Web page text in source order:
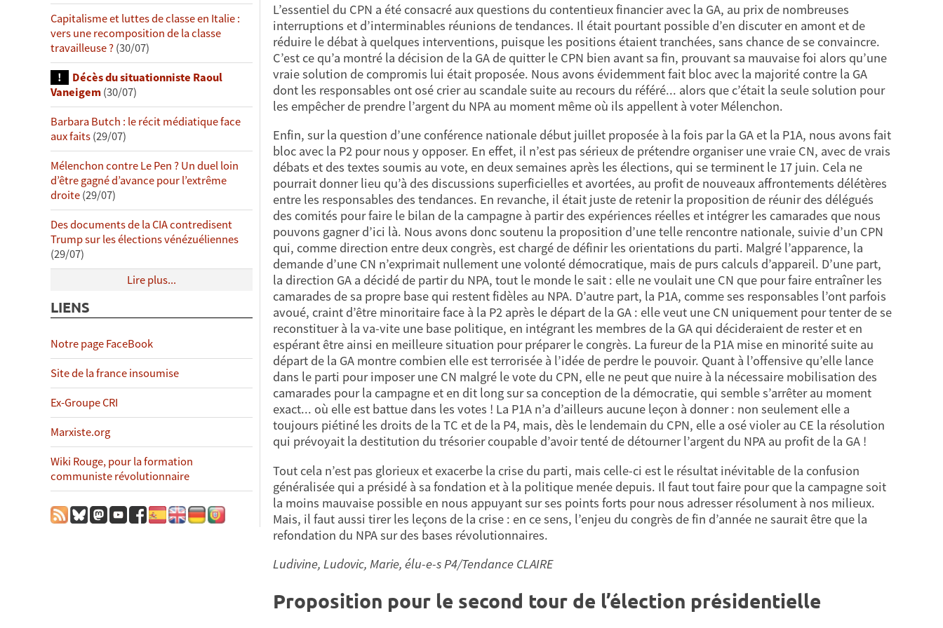
Capitalisme et luttes de classe en Italie :
vers une recomposition de la classe
travailleuse ?(30/07)
Décès du situationniste Raoul
Vaneigem(30/07)
Barbara Butch : le récit médiatique face
aux faits(29/07)
Mélenchon contre Le Pen ? Un duel loin
d’être gagné d’avance pour l’extrême
droite(29/07)
Des documents de la CIA contredisent
Trump sur les élections vénézuéliennes
(29/07)
Lire plus...
LIENS
Notre page FaceBook
Site de la france insoumise
Ex-Groupe CRI
Marxiste.org
Wiki Rouge, pour la formation
communiste révolutionnaire
L’essentiel du CPN a été consacré aux questions du contentieux financier avec la GA, au prix de nombreuses
interruptions et d’interminables réunions de tendances. Il était pourtant possible d’en discuter en amont et de
réduire le débat à quelques interventions, puisque les positions étaient tranchées, sans chance de se convaincre.
C’est ce qu’a montré la décision de la GA de quitter le CPN bien avant sa fin, prouvant sa mauvaise foi alors qu’une
vraie solution de compromis lui était proposée. Nous avons évidemment fait bloc avec la majorité contre la GA
dont les responsables ont osé crier au scandale suite au recours du référé... alors que c’était la seule solution pour
les empêcher de prendre l’argent du NPA au moment même où ils appellent à voter Mélenchon.
Enfin, sur la question d’une conférence nationale début juillet proposée à la fois par la GA et la P1A, nous avons fait
bloc avec la P2 pour nous y opposer. En effet, il n’est pas sérieux de prétendre organiser une vraie CN, avec de vrais
débats et des textes soumis au vote, en deux semaines après les élections, qui se terminent le 17 juin. Cela ne
pourrait donner lieu qu’à des discussions superficielles et avortées, au profit de nouveaux affrontements délétères
entre les responsables des tendances. En revanche, il était juste de retenir la proposition de réunir des délégués
des comités pour faire le bilan de la campagne à partir des expériences réelles et intégrer les camarades que nous
pouvons gagner d’ici là. Nous avons donc soutenu la proposition d’une telle rencontre nationale, suivie d’un CPN
qui, comme direction entre deux congrès, est chargé de définir les orientations du parti. Malgré l’apparence, la
demande d’une CN n’exprimait nullement une volonté démocratique, mais de purs calculs d’appareil. D’une part,
la direction GA a décidé de partir du NPA, tout le monde le sait : elle ne voulait une CN que pour faire entraîner les
camarades de sa propre base qui restent fidèles au NPA. D’autre part, la P1A, comme ses responsables l’ont parfois
avoué, craint d’être minoritaire face à la P2 après le départ de la GA : elle veut une CN uniquement pour tenter de se
reconstituer à la va-vite une base politique, en intégrant les membres de la GA qui décideraient de rester et en
espérant être ainsi en meilleure situation pour préparer le congrès. La fureur de la P1A mise en minorité suite au
départ de la GA montre combien elle est terrorisée à l’idée de perdre le pouvoir. Quant à l’offensive qu’elle lance
dans le parti pour imposer une CN malgré le vote du CPN, elle ne peut que nuire à la nécessaire mobilisation des
camarades pour la campagne et en dit long sur sa conception de la démocratie, qui semble s’arrêter au moment
exact... où elle est battue dans les votes ! La P1A n’a d’ailleurs aucune leçon à donner : non seulement elle a
toujours piétiné les droits de la TC et de la P4, mais, dès le lendemain du CPN, elle a osé violer au CE la résolution
qui prévoyait la destitution du trésorier coupable d’avoir tenté de détourner l’argent du NPA au profit de la GA !
Tout cela n’est pas glorieux et exacerbe la crise du parti, mais celle-ci est le résultat inévitable de la confusion
généralisée qui a présidé à sa fondation et à la politique menée depuis. Il faut tout faire pour que la campagne soit
la moins mauvaise possible en nous appuyant sur ses points forts pour nous adresser résolument à nos milieux.
Mais, il faut aussi tirer les leçons de la crise : en ce sens, l’enjeu du congrès de fin d’année ne saurait être que la
refondation du NPA sur des bases révolutionnaires.
Ludivine, Ludovic, Marie, élu-e-s P4/Tendance CLAIRE
Proposition pour le second tour de l’élection présidentielle